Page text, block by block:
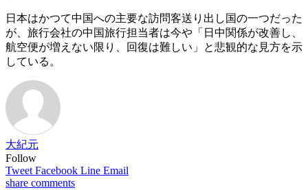
日本はかつて中国への主要な訪問客送り出し国の一つだった
が、旅行会社の中国旅行担当者は今や「日中関係が改善し、
航空便が増えない限り、回復は難しい」と悲観的な見方を示
している。
大紀元
Follow
Tweet Facebook Line Email
share comments